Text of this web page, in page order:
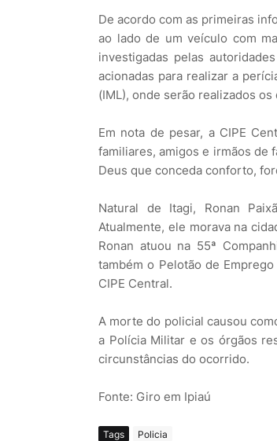
De acordo com as primeiras
ao lado de um veículo com
investigadas pelas
acionadas para realizar a
(IML), onde serão realizados
Em nota de pesar, a CIPE
familiares, amigos e irmãos de
Deus que conceda conforto,
Natural de Itagi, Ronan
Atualmente, ele morava na
Ronan atuou na 55ª
também o Pelotão de
CIPE Central.
A morte do policial causou
a Polícia Militar e os órgãos
circunstâncias do ocorrido.
Fonte: Giro em Ipiaú
Tags Policia